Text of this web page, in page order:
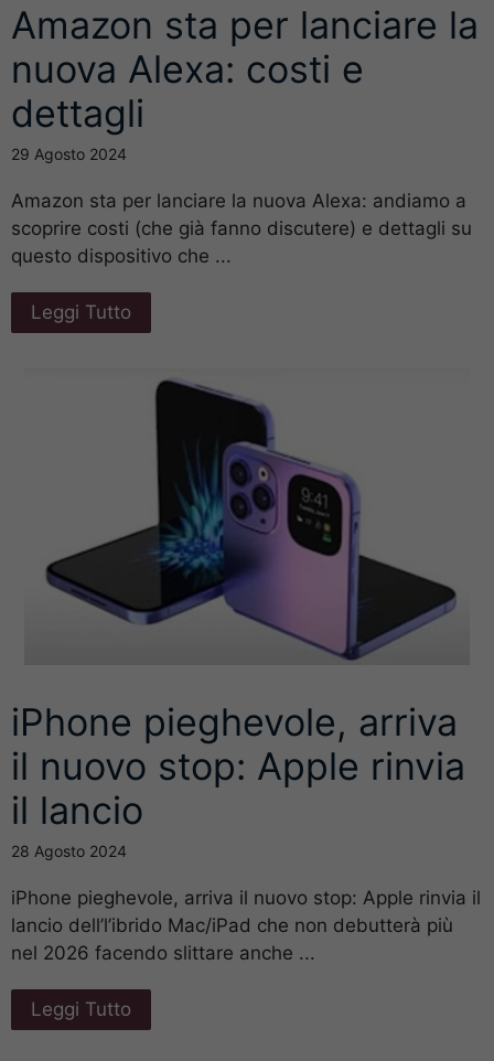
Amazon sta per lanciare la
nuova Alexa: costi e
dettagli
29 Agosto 2024
Amazon sta per lanciare la nuova Alexa: andiamo a
scoprire costi (che già fanno discutere) e dettagli su
questo dispositivo che ...
Leggi Tutto
iPhone pieghevole, arriva
il nuovo stop: Apple rinvia
il lancio
28 Agosto 2024
iPhone pieghevole, arriva il nuovo stop: Apple rinvia il
lancio dell’l’ibrido Mac/iPad che non debutterà più
nel 2026 facendo slittare anche ...
Leggi Tutto